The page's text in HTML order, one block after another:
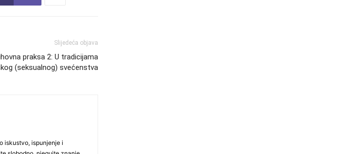
Slijedeća objava
praksa 2: U tradicijama
(seksualnog) svećenstva
iskustvo, ispunjenje i